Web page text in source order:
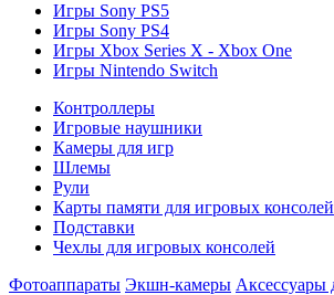
Игры Sony PS5
Игры Sony PS4
Игры Xbox Series X - Xbox One
Игры Nintendo Switch
Контроллеры
Игровые наушники
Камеры для игр
Шлемы
Рули
Карты памяти для игровых консолей
Подставки
Чехлы для игровых консолей
Фотоаппараты Экшн-камеры Аксессуары